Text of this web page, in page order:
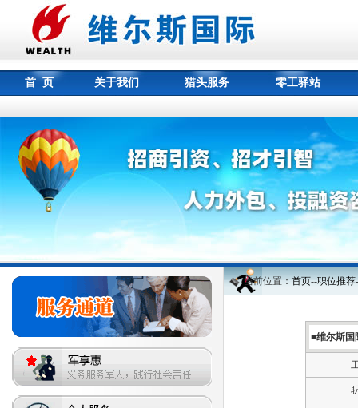
首 页 关于我们 猎头服务 零工驿站
当前位置：首页--职位推荐
■维尔斯国